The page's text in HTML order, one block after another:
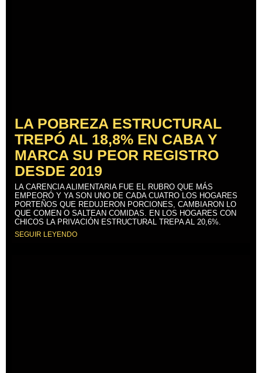
LA POBREZA ESTRUCTURAL
TREPÓ AL 18,8% EN CABA Y
MARCA SU PEOR REGISTRO
DESDE 2019
LA CARENCIA ALIMENTARIA FUE EL RUBRO QUE MÁS
EMPEORÓ Y YA SON UNO DE CADA CUATRO LOS HOGARES
PORTEÑOS QUE REDUJERON PORCIONES, CAMBIARON LO
QUE COMEN O SALTEAN COMIDAS. EN LOS HOGARES CON
CHICOS LA PRIVACIÓN ESTRUCTURAL TREPA AL 20,6%.
SEGUIR LEYENDO